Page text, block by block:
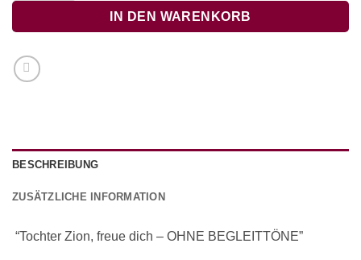
IN DEN WARENKORB
BESCHREIBUNG
ZUSÄTZLICHE INFORMATION
“Tochter Zion, freue dich – OHNE BEGLEITTÖNE”